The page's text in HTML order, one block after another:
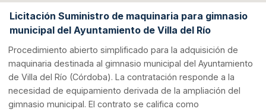
Licitación Suministro de maquinaria para gimnasio
municipal del Ayuntamiento de Villa del Río
Procedimiento abierto simplificado para la adquisición de
maquinaria destinada al gimnasio municipal del Ayuntamiento
de Villa del Río (Córdoba). La contratación responde a la
necesidad de equipamiento derivada de la ampliación del
gimnasio municipal. El contrato se califica como